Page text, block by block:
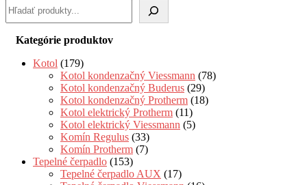
Kategórie produktov
Kotol (179)
Kotol kondenzačný Viessmann (78)
Kotol kondenzačný Buderus (29)
Kotol kondenzačný Protherm (18)
Kotol elektrický Protherm (11)
Kotol elektrický Viessmann (5)
Komín Regulus (33)
Komín Protherm (7)
Tepelné čerpadlo (153)
Tepelné čerpadlo AUX (17)